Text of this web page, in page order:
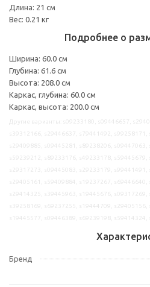
Длина: 21 см
Вес: 0.21 кг
Подробнее о
Ширина: 60.0 см
Глубина: 61.6 см
Высота: 208.0 см
Каркас, глубина: 60.0 см
Каркас, высота: 200.0 см
Бренд